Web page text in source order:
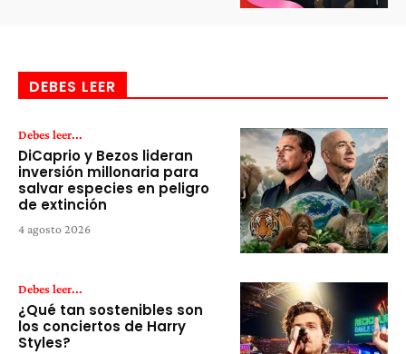
DEBES LEER
Debes leer...
DiCaprio y Bezos lideran
inversión millonaria para
salvar especies en peligro
de extinción
4 agosto 2026
Debes leer...
¿Qué tan sostenibles son
los conciertos de Harry
Styles?